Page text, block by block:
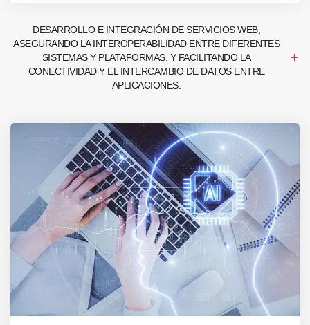
DESARROLLO E INTEGRACIÓN DE SERVICIOS WEB,
ASEGURANDO LA INTEROPERABILIDAD ENTRE DIFERENTES
SISTEMAS Y PLATAFORMAS, Y FACILITANDO LA
CONECTIVIDAD Y EL INTERCAMBIO DE DATOS ENTRE
APLICACIONES.